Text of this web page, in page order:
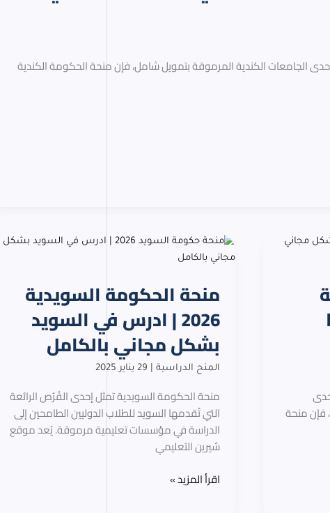
الجامعات الكندية المرموقة بتمويل شامل، فإن منحة الحكومة الكندية
فإن منحة
منحة الحكومة السويدية
2026 | ادرس في السويد
بشكل مجاني بالكامل
المنح الدراسية 29 يناير 2025
منحة الحكومة السويدية تمثل إحدى الفُرُص الرائعة
التي تُقدمها السويد للطلاب الدوليين الطامحين إلى
الدراسة في مؤسسات تعليمية مرموقة. يُعد موقع
شيرين التعليمي
منحة
الحكومة
2026
|
ادرس
في
السويد
بشكل
مجاني
بالكامل
اقرأ المزيد »